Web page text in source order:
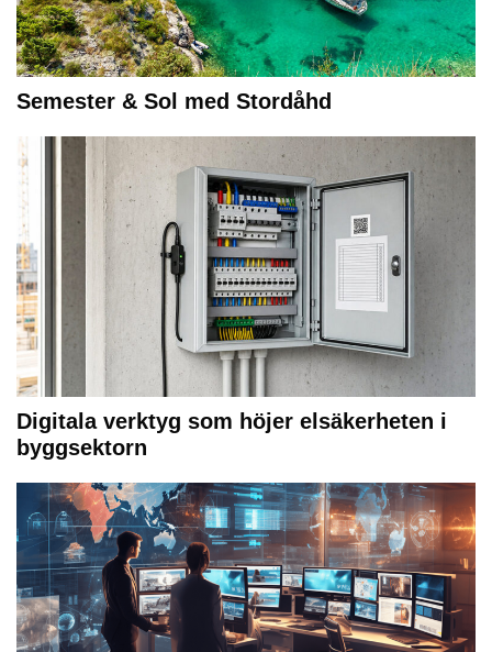
Semester & Sol med Stordåhd
Digitala verktyg som höjer elsäkerheten i
byggsektorn